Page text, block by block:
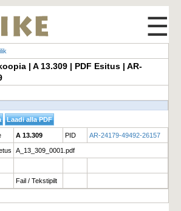
☰
| A 13.309 | PDF Esitus | AR-
A 13.309 PID AR-24179-49492-26157
A_13_309_0001.pdf
Fail / Tekstipilt